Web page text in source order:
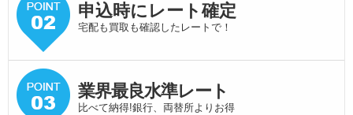
申込時にレート確定
宅配も買取も確認したレートで！
業界最良水準レート
比べて納得!銀行、両替所よりお得